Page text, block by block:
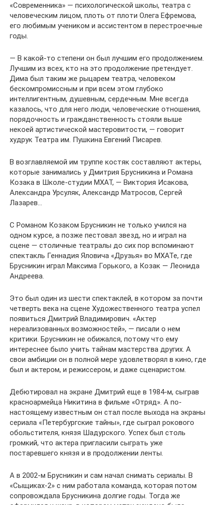
«Современника» — психологической школы, театра с
человеческим лицом, плоть от плоти Олега Ефремова,
его любимым учеником и ассистентом в перестроечные
годы.
— В какой-то степени он был лучшим его продолжением.
Лучшим из всех, кто на это продолжение претендует.
Дима был таким же рыцарем театра, человеком
бескомпромиссным и при всем этом глубоко
интеллигентным, душевным, сердечным. Мне всегда
казалось, что для него люди, человеческие отношения,
порядочность и гражданственность стояли выше
некоей артистической мастеровитости, — говорит
худрук Театра им. Пушкина Евгений Писарев.
В возглавляемой им труппе костяк составляют актеры,
которые занимались у Дмитрия Брусникина и Романа
Козака в Школе-студии МХАТ, — Виктория Исакова,
Александра Урсуляк, Александр Матросов, Сергей
Лазарев…
С Романом Козаком Брусникин не только учился на
одном курсе, а позже пестовал звезд, но и играл на
сцене — столичные театралы до сих пор вспоминают
спектакль Геннадия Яловича «Друзья» во МХАТе, где
Брусникин играл Максима Горького, а Козак — Леонида
Андреева.
Это был один из шести спектаклей, в котором за почти
четверть века на сцене Художественного театра успел
появиться Дмитрий Владимирович. «Актер
нереализованных возможностей», — писали о нем
критики. Брусникин не обижался, потому что ему
интереснее было учить тайнам мастерства других. А
свои амбиции он в полной мере удовлетворял в кино, где
был и актером, и режиссером, и даже сценаристом.
Дебютировал на экране Дмитрий еще в 1984-м, сыграв
красноармейца Никитина в фильме «Отряд». А по-
настоящему известным он стал после выхода на экраны
сериала «Петербургские тайны», где сыграл рокового
обольстителя, князя Шадурского. Успех был столь
громкий, что актера пригласили сыграть уже
постаревшего князя и в продолжении ленты.
А в 2002-м Брусникин и сам начал снимать сериалы. В
«Сыщиках-2» с ним работала команда, которая потом
сопровождала Брусникина долгие годы. Тогда же